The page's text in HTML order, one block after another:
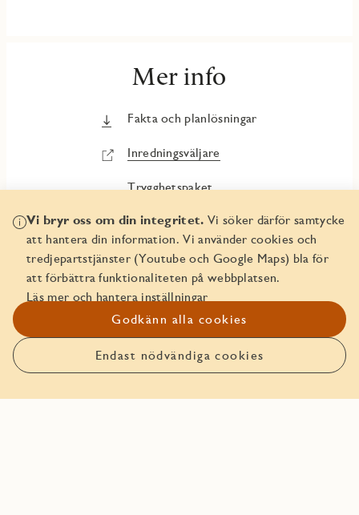
Anmäl intresse
Mer info
Fakta och planlösningar
Inredningsväljare
Trygghetspaket
Boka bostaden före någon
annan!
Den här bostaden går att boka. Läs mer om hur det funkar
Vi bryr oss om din integritet. Vi söker därför samtycke
att hantera din information. Vi använder cookies och
tredjepartstjänster (Youtube och Google Maps) bla för
att förbättra funktionaliteten på webbplatsen.
Läs mer och hantera inställningar
Godkänn alla cookies
Endast nödvändiga cookies